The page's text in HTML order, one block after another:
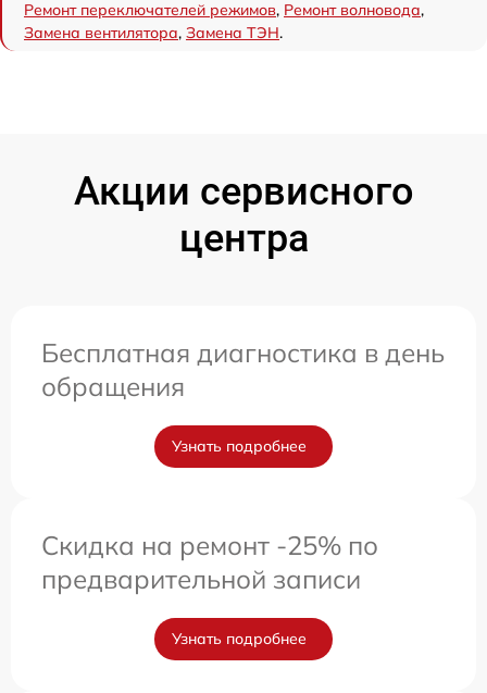
Ремонт переключателей режимов, Ремонт волновода,
Замена вентилятора, Замена ТЭН.
Акции сервисного
центра
Бесплатная диагностика в день
обращения
Узнать подробнее
Скидка на ремонт -25% по
предварительной записи
Узнать подробнее